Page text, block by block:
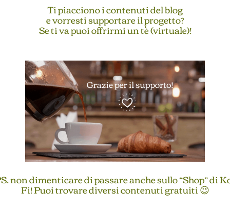
Ti piacciono i contenuti del blog
e vorresti supportare il progetto?
Se ti va puoi offrirmi un tè (virtuale)!
non dimenticare di passare anche sullo “Shop” di
Fi! Puoi trovare diversi contenuti gratuiti 😉